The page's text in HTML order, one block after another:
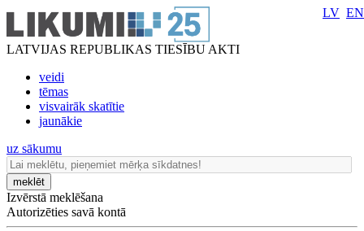
LATVIJAS REPUBLIKAS TIESĪBU AKTI
veidi
tēmas
visvairāk skatītie
jaunākie
LV EN
uz sākumu
meklēt
Izvērstā meklēšana
Autorizēties savā kontā